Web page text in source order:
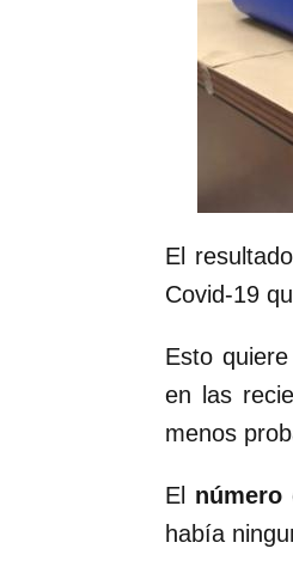
El
Covid-19
Esto
en las
menos
El número
había